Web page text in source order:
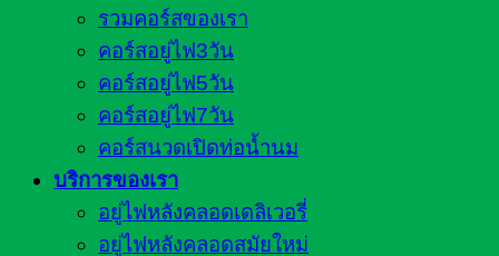
รวมคอร์สของเรา
คอร์สอยู่ไฟ3วัน
คอร์สอยู่ไฟ5วัน
คอร์สอยู่ไฟ7วัน
คอร์สนวดเปิดท่อน้ำนม
บริการของเรา
อยู่ไฟหลังคลอดเดลิเวอรี่
อยู่ไฟหลังคลอดสมัยใหม่